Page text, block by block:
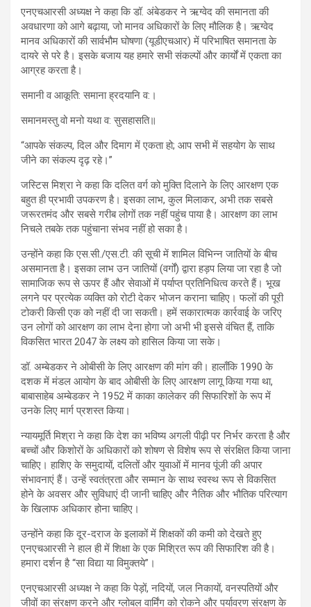
एनएचआरसी अध्यक्ष ने कहा कि डॉ. अंबेडकर ने ऋग्वेद की समानता की
अवधारणा को आगे बढ़ाया, जो मानव अधिकारों के लिए मौलिक है। ऋग्वेद
मानव अधिकारों की सार्वभौम घोषणा (यूडीएचआर) में परिभाषित समानता के
दायरे से परे है। इसके बजाय यह हमारे सभी संकल्पों और कार्यों में एकता का
आग्रह करता है।
समानी व आकूति: समाना ह्रदयानि व:।
समानमस्तु वो मनो यथा व: सुसहासति॥
“आपके संकल्प, दिल और दिमाग में एकता हो; आप सभी में सहयोग के साथ
जीने का संकल्प दृढ़ रहे।”
जस्टिस मिश्रा ने कहा कि दलित वर्ग को मुक्ति दिलाने के लिए आरक्षण एक
बहुत ही प्रभावी उपकरण है। इसका लाभ, कुल मिलाकर, अभी तक सबसे
जरूरतमंद और सबसे गरीब लोगों तक नहीं पहुंच पाया है। आरक्षण का लाभ
निचले तबके तक पहुंचाना संभव नहीं हो सका है।
उन्होंने कहा कि एस.सी./एस.टी. की सूची में शामिल विभिन्न जातियों के बीच
असमानता है। इसका लाभ उन जातियों (वर्गों) द्वारा हड़प लिया जा रहा है जो
सामाजिक रूप से ऊपर हैं और सेवाओं में पर्याप्त प्रतिनिधित्व करते हैं। भूख
लगने पर प्रत्येक व्यक्ति को रोटी देकर भोजन कराना चाहिए। फलों की पूरी
टोकरी किसी एक को नहीं दी जा सकती। हमें सकारात्मक कार्रवाई के जरिए
उन लोगों को आरक्षण का लाभ देना होगा जो अभी भी इससे वंचित हैं, ताकि
विकसित भारत 2047 के लक्ष्य को हासिल किया जा सके।
डॉ. अम्बेडकर ने ओबीसी के लिए आरक्षण की मांग की। हालाँकि 1990 के
दशक में मंडल आयोग के बाद ओबीसी के लिए आरक्षण लागू किया गया था,
बाबासाहेब अम्बेडकर ने 1952 में काका कालेकर की सिफारिशों के रूप में
उनके लिए मार्ग प्रशस्त किया।
न्यायमूर्ति मिश्रा ने कहा कि देश का भविष्य अगली पीढ़ी पर निर्भर करता है और
बच्चों और किशोरों के अधिकारों को शोषण से विशेष रूप से संरक्षित किया जाना
चाहिए। हाशिए के समुदायों, दलितों और युवाओं में मानव पूंजी की अपार
संभावनाएं हैं। उन्हें स्वतंत्रता और सम्मान के साथ स्वस्थ रूप से विकसित
होने के अवसर और सुविधाएं दी जानी चाहिए और नैतिक और भौतिक परित्याग
के खिलाफ अधिकार होना चाहिए।
उन्होंने कहा कि दूर-दराज के इलाकों में शिक्षकों की कमी को देखते हुए
एनएचआरसी ने हाल ही में शिक्षा के एक मिश्रित रूप की सिफारिश की है।
हमारा दर्शन है “सा विद्या या विमुक्तये”।
एनएचआरसी अध्यक्ष ने कहा कि पेड़ों, नदियों, जल निकायों, वनस्पतियों और
जीवों का संरक्षण करने और ग्लोबल वार्मिंग को रोकने और पर्यावरण संरक्षण के